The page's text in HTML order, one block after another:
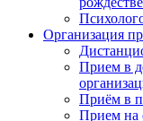
Организация
Прием в
Приём в
Прием на